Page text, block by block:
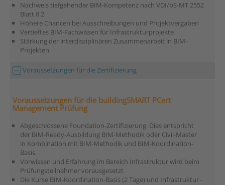
Nachweis tiefgehender BIM-Kompetenz nach VDI/bS-MT 2552
Blatt 8.2
Höhere Chancen bei Ausschreibungen und Projektvergaben
Vertieftes BIM-Fachwissen für Infrastrukturprojekte
Stärkung der interdisziplinären Zusammenarbeit in BIM-
Projekten
Voraussetzungen für die Zertifizierung
Voraussetzungen für die buildingSMART PCert
Management Prüfung
Abgeschlossene Foundation-Zertifizierung. Dies entspricht
der BIM-Ready-Ausbildung BIM-Methodik oder Civil-Master
in Kombination mit BIM-Methodik und BIM-Koordination-
Basis.
Vorwissen und Erfahrung im Bereich Infrastruktur wird beim
Prüfungsteilnehmer vorausgesetzt
Die Kurse BIM-Koordination-Basis (2 Tage) und Infrastruktur -